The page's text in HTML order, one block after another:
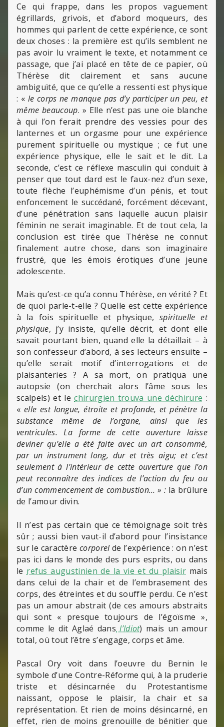
Ce qui frappe, dans les propos vaguement
égrillards, grivois, et d’abord moqueurs, des
hommes qui parlent de cette expérience, ce sont
deux choses : la première est qu’ils semblent ne
pas avoir lu vraiment le texte, et notamment ce
passage, que j’ai placé en tête de ce papier, où
Thérèse dit clairement et sans aucune
ambiguïté, que ce qu’elle a ressenti est physique
: « le corps ne manque pas d’y participer un peu, et
même beaucoup. » Elle n’est pas une oie blanche
à qui l’on ferait prendre des vessies pour des
lanternes et un orgasme pour une expérience
purement spirituelle ou mystique ; ce fut une
expérience physique, elle le sait et le dit. La
seconde, c’est ce réflexe masculin qui conduit à
penser que tout dard est le faux-nez d’un sexe,
toute flèche l’euphémisme d’un pénis, et tout
enfoncement le succédané, forcément décevant,
d’une pénétration sans laquelle aucun plaisir
féminin ne serait imaginable. Et de tout cela, la
conclusion est tirée que Thérèse ne connut
finalement autre chose, dans son imaginaire
frustré, que les émois érotiques d’une jeune
adolescente.
Mais qu’est-ce qu’a connu Thérèse, en vérité ? Et
de quoi parle-t-elle ? Quelle est cette expérience
à la fois spirituelle et physique,spirituelle et
physique, j’y insiste, qu’elle décrit, et dont elle
savait pourtant bien, quand elle la détaillait – à
son confesseur d’abord, à ses lecteurs ensuite –
qu’elle serait motif d’interrogations et de
plaisanteries ? A sa mort, on pratiqua une
autopsie (on cherchait alors l’âme sous les
scalpels) et lechirurgien trouva une déchirure :
« elle est longue, étroite et profonde, et pénètre la
substance même de l’organe, ainsi que les
ventricules. La forme de cette ouverture laisse
deviner qu’elle a été faite avec un art consommé,
par un instrument long, dur et très aigu; et c’est
seulement à l’intérieur de cette ouverture que l’on
peut reconnaître des indices de l’action du feu ou
d’un commencement de combustion… » : la brûlure
de l’amour divin.
Il n’est pas certain que ce témoignage soit très
sûr ; aussi bien vaut-il d’abord pour l’insistance
sur le caractère corporelde l’expérience : on n’est
pas ici dans le monde des purs esprits, ou dans
lerefus augustinien de la vie et du plaisir mais
dans celui de la chair et de l’embrasement des
corps, des étreintes et du souffle perdu. Ce n’est
pas un amour abstrait (de ces amours abstraits
qui sont « presque toujours de l’égoïsme »,
comme le dit Aglaé dansl’Idiot) mais un amour
total, où tout l’être s’engage, corps et âme.
Pascal Ory voit dans l’oeuvre du Bernin le
symbole d’une Contre-Réforme qui, à la pruderie
triste et désincarnée du Protestantisme
naissant, oppose le plaisir, la chair et sa
représentation. Et rien de moins désincarné, en
effet, rien de moins grenouille de bénitier que